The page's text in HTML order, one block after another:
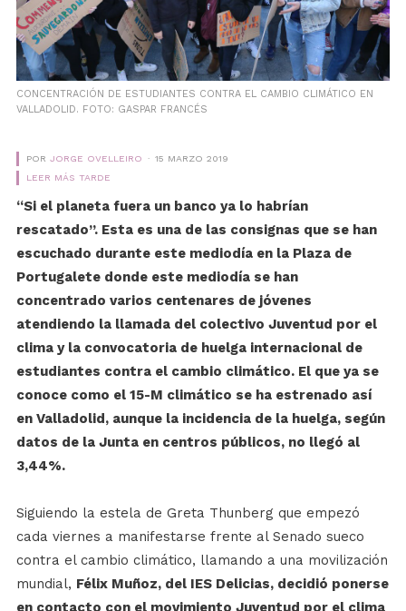
CONCENTRACIÓN DE ESTUDIANTES CONTRA EL CAMBIO CLIMÁTICO EN
VALLADOLID. FOTO: GASPAR FRANCÉS
POR JORGE OVELLEIRO
15 MARZO 2019
LEER MÁS TARDE
“Si el planeta fuera un banco ya lo habrían
rescatado”. Esta es una de las consignas que se han
escuchado durante este mediodía en la Plaza de
Portugalete donde este mediodía se han
concentrado varios centenares de jóvenes
atendiendo la llamada del colectivo Juventud por el
clima y la convocatoria de huelga internacional de
estudiantes contra el cambio climático. El que ya se
conoce como el 15-M climático se ha estrenado así
en Valladolid, aunque la incidencia de la huelga, según
datos de la Junta en centros públicos, no llegó al
3,44%.
Siguiendo la estela de Greta Thunberg que empezó
cada viernes a manifestarse frente al Senado sueco
contra el cambio climático, llamando a una movilización
mundial, Félix Muñoz, del IES Delicias, decidió ponerse
en contacto con el movimiento Juventud por el clima